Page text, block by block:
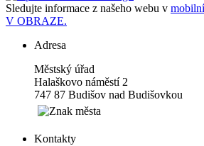
Sledujte informace z našeho webu v
V OBRAZE.
Adresa
Městský úřad
Halaškovo náměstí 2
747 87 Budišov nad Budišovkou
Kontakty